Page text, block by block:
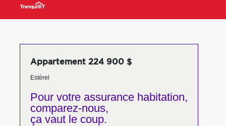
Appartement 224 900 $
Estérel
Pour votreassurance habitation,
comparez-nous,
ça vaut le coup.